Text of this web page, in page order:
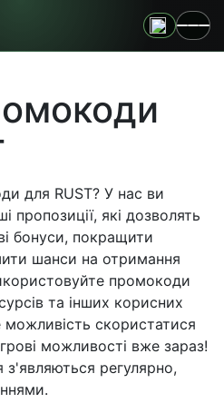
для RUST? У нас ви
пропозиції, які дозволять
бонуси, покращити
шанси на отримання
промокоди
та інших корисних
можливість скористатися
можливості вже зараз!
регулярно,